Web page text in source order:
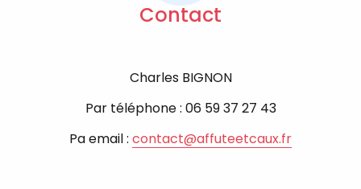
Contact
Charles BIGNON
Par téléphone : 06 59 37 27 43
Pa email : contact@affuteetcaux.fr